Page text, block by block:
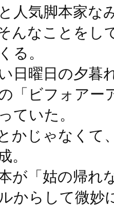
人気脚本家な
んなことをし
る。
日曜日の夕暮
「ビフォアー
ていた。
かじゃなくて
。
が「姑の帰れ
からして微妙